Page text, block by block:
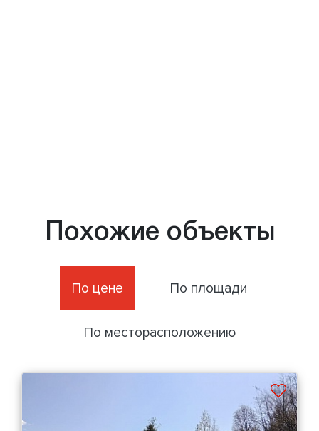
Похожие объекты
По цене По площади
По месторасположению